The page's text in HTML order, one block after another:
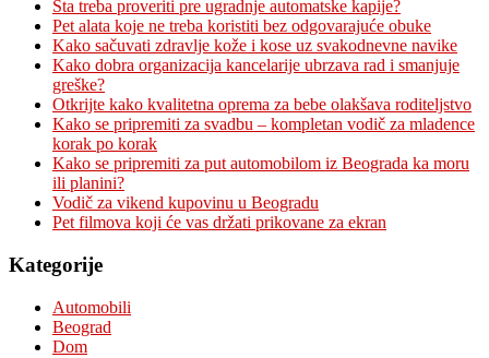
Šta treba proveriti pre ugradnje automatske kapije?
Pet alata koje ne treba koristiti bez odgovarajuće obuke
Kako sačuvati zdravlje kože i kose uz svakodnevne navike
Kako dobra organizacija kancelarije ubrzava rad i smanjuje
greške?
Otkrijte kako kvalitetna oprema za bebe olakšava roditeljstvo
Kako se pripremiti za svadbu – kompletan vodič za mladence
korak po korak
Kako se pripremiti za put automobilom iz Beograda ka moru
ili planini?
Vodič za vikend kupovinu u Beogradu
Pet filmova koji će vas držati prikovane za ekran
Kategorije
Automobili
Beograd
Dom